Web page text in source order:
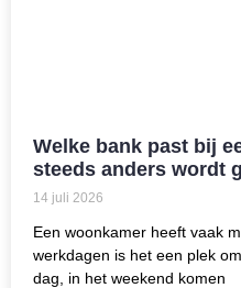
Welke bank past bij
steeds anders wordt
14 juli 2026
Een woonkamer heeft vaak
werkdagen is het een plek
dag, in het weekend komen